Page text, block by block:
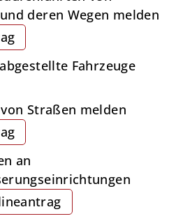
deren Wegen melden
Fahrzeuge
Straßen melden
an